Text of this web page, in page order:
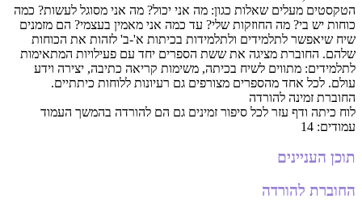
הטקסטים מעלים שאלות כגון: מה אני יכול? מה אני מסוגל לעשות? כמה
כוחות יש בי? מה החוזקות שלי? עד כמה אני מאמין בעצמי? הם מזמנים
שיח שיאפשר לתלמידים ולתלמידות בכיתות א'-ב' לזהות את הכוחות
שלהם. החוברת מציגה את ששת הספרים יחד עם פעילויות המתאימות
לתלמידים: מתווים לשיח בכיתה, משימות קריאה כתיבה, יצירה וידע
עולם. לכל אחד מהספרים מצורפים גם רעיונות ללוחות כיתתיים.
החוברת זמינה להורדה
לוח כיתה ודף עזר לכל סיפור זמינים גם הם להורדה בהמשך העמוד
עמודים: 14
תוכן העניינים
החוברת להורדה